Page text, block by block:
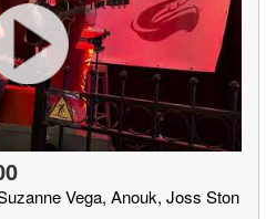
Vega, Anouk, Joss Ston